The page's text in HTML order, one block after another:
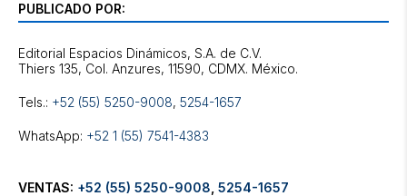
PUBLICADO POR:
Editorial Espacios Dinámicos, S.A. de C.V.
Tels.: +52 (55) 5250-9008, 5254-1657
WhatsApp: +52 1 (55) 7541-4383
VENTAS: +52 (55) 5250-9008 5254-1657